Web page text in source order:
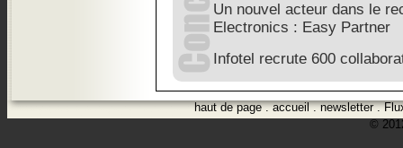
Un nouvel acteur dans le
Electronics : Easy Partner
Infotel recrute 600
haut de page.accueil.newsletter.
©